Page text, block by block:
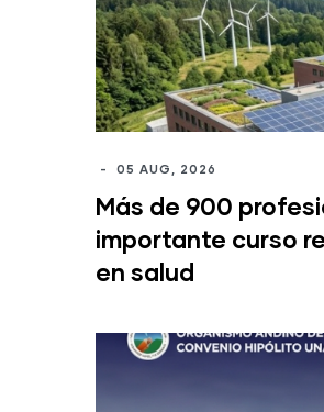
- 05 AUG, 2026
Más de 900
importante curso
en salud